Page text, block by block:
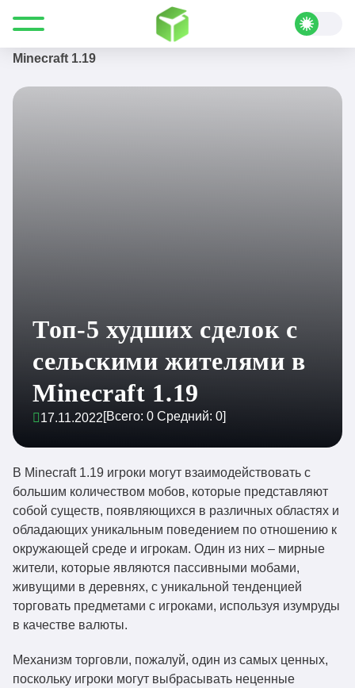
Все для Minecraft Полезные статьи
Подборки
Топ-5 худших сделок с сельскими жителями в
Minecraft 1.19
Топ-5 худших сделок с
сельскими жителями в
Minecraft 1.19
17.11.2022[Всего: 0 Средний: 0]
В Minecraft 1.19 игроки могут взаимодействовать с
большим количеством мобов, которые представляют
собой существ, появляющихся в различных областях и
обладающих уникальным поведением по отношению к
окружающей среде и игрокам. Один из них – мирные
жители, которые являются пассивными мобами,
живущими в деревнях, с уникальной тенденцией
торговать предметами с игроками, используя изумруды
в качестве валюты.
Механизм торговли, пожалуй, один из самых ценных,
поскольку игроки могут выбрасывать неценные